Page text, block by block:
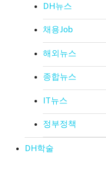
DH뉴스
채용Job
해외뉴스
종합뉴스
IT뉴스
정부정책
DH학술